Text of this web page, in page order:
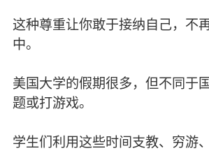
这种尊重让你敢于接纳自己，不
中。
美国大学的假期很多，但不同于
题或打游戏。
学生们利用这些时间支教、穷游